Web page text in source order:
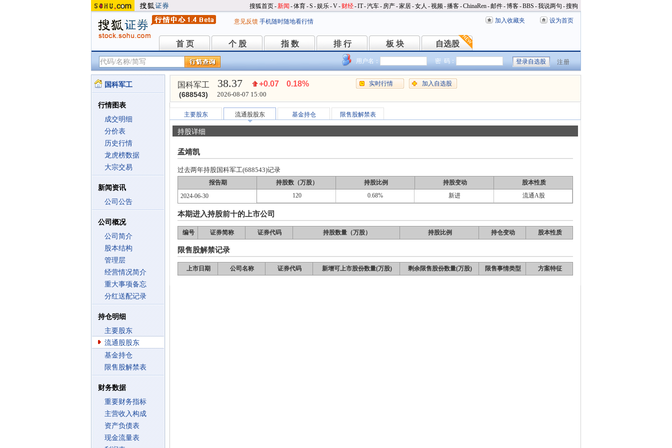
搜狐首页-新闻 -体育-S -娱乐-V- 财经-IT-汽车- 房产-家居-女人 -视频-播客-ChinaRen-邮件-博客-BBS -我说两句 -搜狗
意见反馈 手机随时随地看行情 加入收藏夹 设为首页
首 页
首 页 个 股
个 股 指 数
指 数 排 行
排 行 板 块
板 块 自选股
自选股
用户名： 密 码： 注册
国科军工
行情图表
成交明细
分价表
历史行情
龙虎榜数据
大宗交易
新闻资讯
公司公告
公司概况
公司简介
股本结构
管理层
经营情况简介
重大事项备忘
分红送配记录
持仓明细
主要股东
流通股股东
基金持仓
限售股解禁表
财务数据
重要财务指标
主营收入构成
资产负债表
现金流量表
国科军工
(688543)
38.37 +0.07 0.18%
2026-08-07 15:00
实时行情 加入自选股
主要股东 流通股股东 基金持仓 限售股解禁表
持股详细
孟靖凯
过去两年持股国科军工(688543)记录
报告期 持股数（万股） 持股比例 持股变动
股本性质
2024-06-30
120 0.68% 新进 流通A股
本期进入持股前十的上市公司
编号 证券简称 证券代码 持股数量（万股） 持股比例 持仓变动 股本性质
限售股解禁记录
上市日期 公司名称 证券代码 新增可上市股份数量(万股) 剩余限售股份数量(万股) 限售事情类型 方案特征